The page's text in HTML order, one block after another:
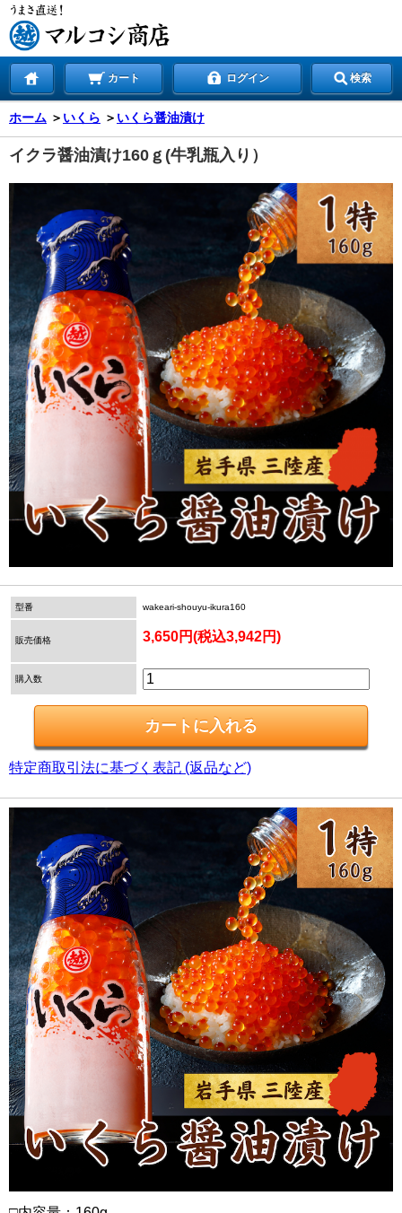
カート ログイン 検索
ホーム ＞ いくら ＞ いくら醤油漬け
イクラ醤油漬け160ｇ(牛乳瓶入り）
型番 wakeari-shouyu-ikura160
販売価格 3,650円(税込3,942円)
購入数
特定商取引法に基づく表記 (返品など)